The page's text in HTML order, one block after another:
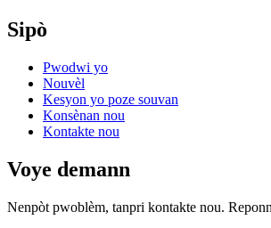
Sipò
Pwodwi yo
Nouvèl
Kesyon yo poze souvan
Konsènan nou
Kontakte nou
Voye demann
Nenpòt pwoblèm, tanpri kontakte nou.